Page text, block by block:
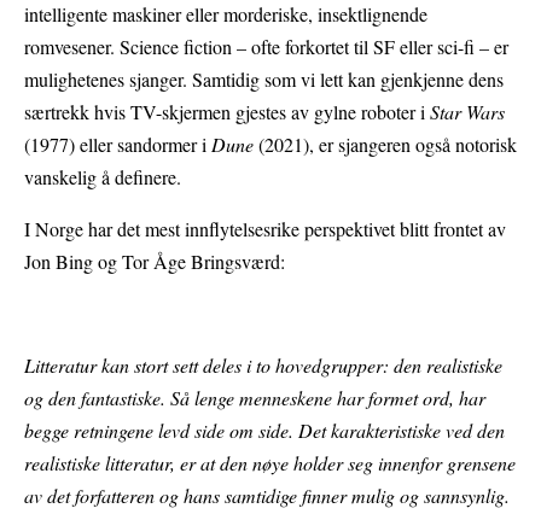
intelligente maskiner eller morderiske, insektlignende
romvesener. Science fiction – ofte forkortet til SF eller sci-fi – er
mulighetenes sjanger. Samtidig som vi lett kan gjenkjenne dens
særtrekk hvis TV-skjermen gjestes av gylne roboter iStar Wars
(1977) eller sandormer iDune(2021), er sjangeren også notorisk
vanskelig å definere.
I Norge har det mest innflytelsesrike perspektivet blitt frontet av
Jon Bing og Tor Åge Bringsværd:
Litteratur kan stort sett deles i to hovedgrupper: den realistiske
og den fantastiske. Så lenge menneskene har formet ord, har
begge retningene levd side om side. Det karakteristiske ved den
realistiske litteratur, er at den nøye holder seg innenfor grensene
av det forfatteren og hans samtidige finner mulig og sannsynlig.